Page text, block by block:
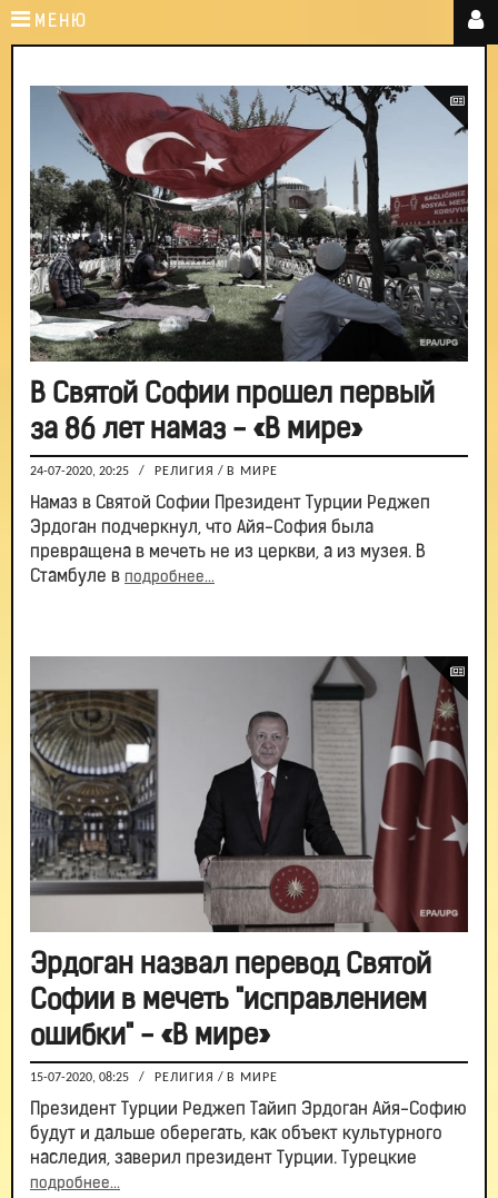
МЕНЮ
В Святой Софии прошел первый
за 86 лет намаз - «В мире»
24-07-2020, 20:25 / РЕЛИГИЯ / В МИРЕ
Намаз в Святой Софии Президент Турции Реджеп
Эрдоган подчеркнул, что Айя-София была
превращена в мечеть не из церкви, а из музея. В
Стамбуле в подробнее...
Эрдоган назвал перевод Святой
Софии в мечеть "исправлением
ошибки" - «В мире»
15-07-2020, 08:25 / РЕЛИГИЯ / В МИРЕ
Президент Турции Реджеп Тайип Эрдоган Айя-Софию
будут и дальше оберегать, как объект культурного
наследия, заверил президент Турции. Турецкие
подробнее...